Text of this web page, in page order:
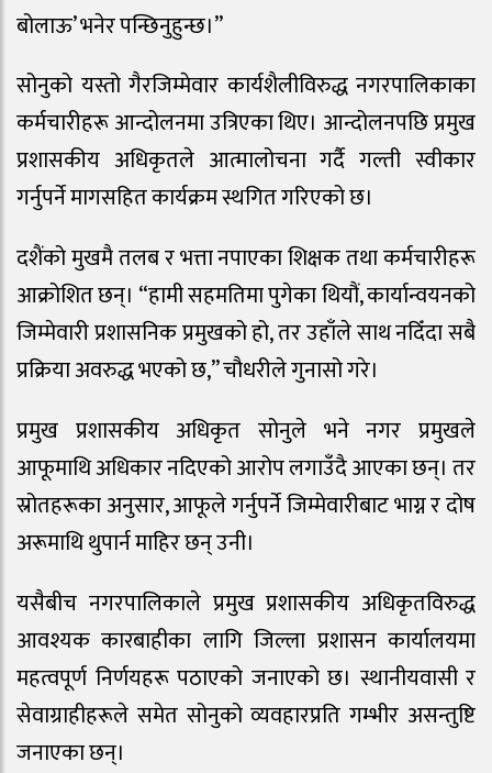
बोलाऊ’ भनेर पन्छिनुहुन्छ।”
सोनुको यस्तो गैरजिम्मेवार कार्यशैलीविरुद्ध नगरपालिकाका
कर्मचारीहरू आन्दोलनमा उत्रिएका थिए। आन्दोलनपछि प्रमुख
प्रशासकीय अधिकृतले आत्मालोचना गर्दै गल्ती स्वीकार
गर्नुपर्ने मागसहित कार्यक्रम स्थगित गरिएको छ।
दशैंको मुखमै तलब र भत्ता नपाएका शिक्षक तथा कर्मचारीहरू
आक्रोशित छन्। “हामी सहमतिमा पुगेका थियौं, कार्यान्वयनको
जिम्मेवारी प्रशासनिक प्रमुखको हो, तर उहाँले साथ नदिँदा सबै
प्रक्रिया अवरुद्ध भएको छ,” चौधरीले गुनासो गरे।
प्रमुख प्रशासकीय अधिकृत सोनुले भने नगर प्रमुखले
आफूमाथि अधिकार नदिएको आरोप लगाउँदै आएका छन्। तर
स्रोतहरूका अनुसार, आफूले गर्नुपर्ने जिम्मेवारीबाट भाग्न र दोष
अरूमाथि थुपार्न माहिर छन् उनी।
यसैबीच नगरपालिकाले प्रमुख प्रशासकीय अधिकृतविरुद्ध
आवश्यक कारबाहीका लागि जिल्ला प्रशासन कार्यालयमा
महत्वपूर्ण निर्णयहरू पठाएको जनाएको छ। स्थानीयवासी र
सेवाग्राहीहरूले समेत सोनुको व्यवहारप्रति गम्भीर असन्तुष्टि
जनाएका छन्।